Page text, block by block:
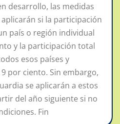
desarrollo, las medidas
si la participación
país o región individual
y la participación total
esos países y
por ciento. Sin embargo,
se aplicarán a estos
del año siguiente si no
Fin